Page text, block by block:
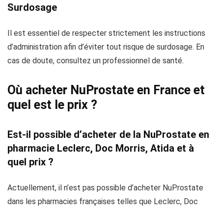
Surdosage
Il est essentiel de respecter strictement les instructions
d’administration afin d’éviter tout risque de surdosage. En
cas de doute, consultez un professionnel de santé.
Où acheter NuProstate en France et
quel est le prix ?
Est-il possible d’acheter de la NuProstate en
pharmacie Leclerc, Doc Morris, Atida et à
quel prix ?
Actuellement, il n’est pas possible d’acheter NuProstate
dans les pharmacies françaises telles que Leclerc, Doc